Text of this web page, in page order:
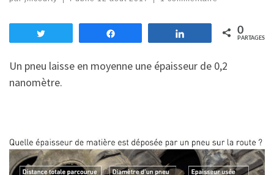
Partagez 0
PARTAGES
Un pneu laisse en moyenne une épaisseur de 0,2
nanomètre.